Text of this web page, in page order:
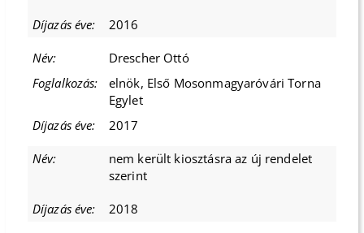
2016
Drescher Ottó
elnök, Első Mosonmagyaróvári Torna
Egylet
2017
nem került kiosztásra az új rendelet
szerint
2018